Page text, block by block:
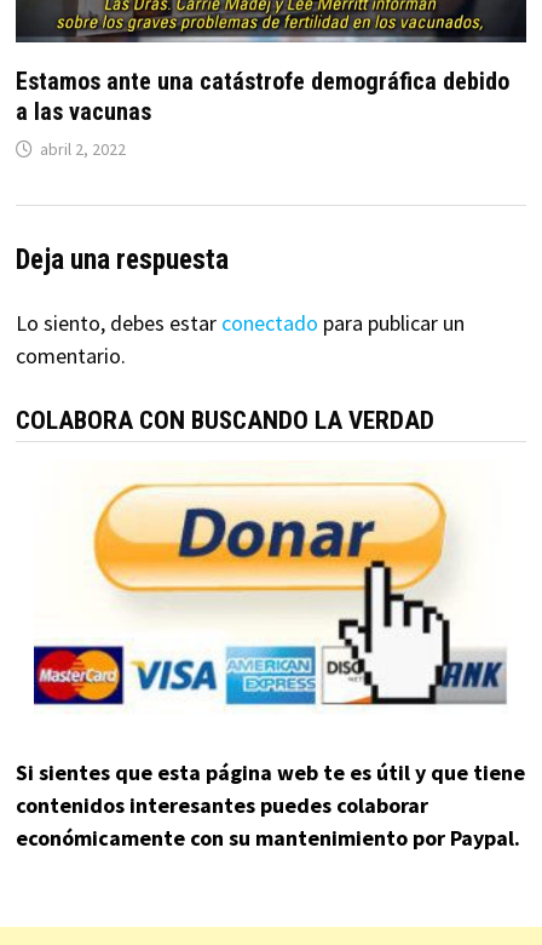
Estamos ante una catástrofe demográfica debido
a las vacunas
abril 2, 2022
Deja una respuesta
Lo siento, debes estar conectado para publicar un
comentario.
COLABORA CON BUSCANDO LA VERDAD
Si sientes que esta página web te es útil y que tiene
contenidos interesantes puedes colaborar
económicamente con su mantenimiento por Paypal.